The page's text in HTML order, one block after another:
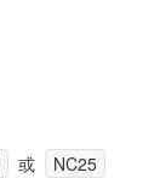
或
NC25